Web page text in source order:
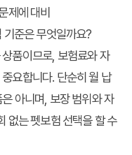
제에 대비
준은 무엇일까요?
품이므로, 보험료와 자
요합니다. 단순히 월 납
아니며, 보장 범위와 자
없는 펫보험 선택을 할 수